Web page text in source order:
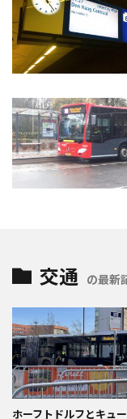
交通 の最新
ホーフトドルフとキュ